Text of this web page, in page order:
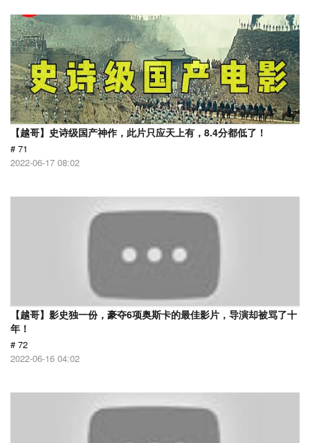
【越哥】史诗级国产神作，此片只应天上有，8.4分都低了！
# 71
2022-06-17 08:02
【越哥】影史独一份，豪夺6项奥斯卡的最佳影片，导演却被骂了十
年！
# 72
2022-06-16 04:02